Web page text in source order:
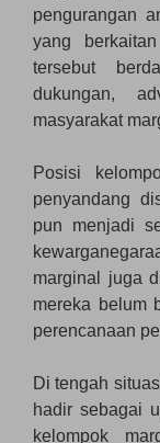
pengurangan
yang
tersebut
dukungan,
masyarakat
Posisi
penyandang
pun menjadi
marginal juga
mereka belum
perencanaan
Di tengah
hadir sebagai
kelompok